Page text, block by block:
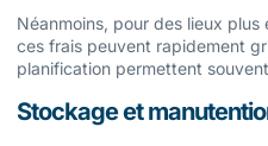
Néanmoins, pour des lieux plus
ces frais peuvent rapidement
planification permettent
Stockage et